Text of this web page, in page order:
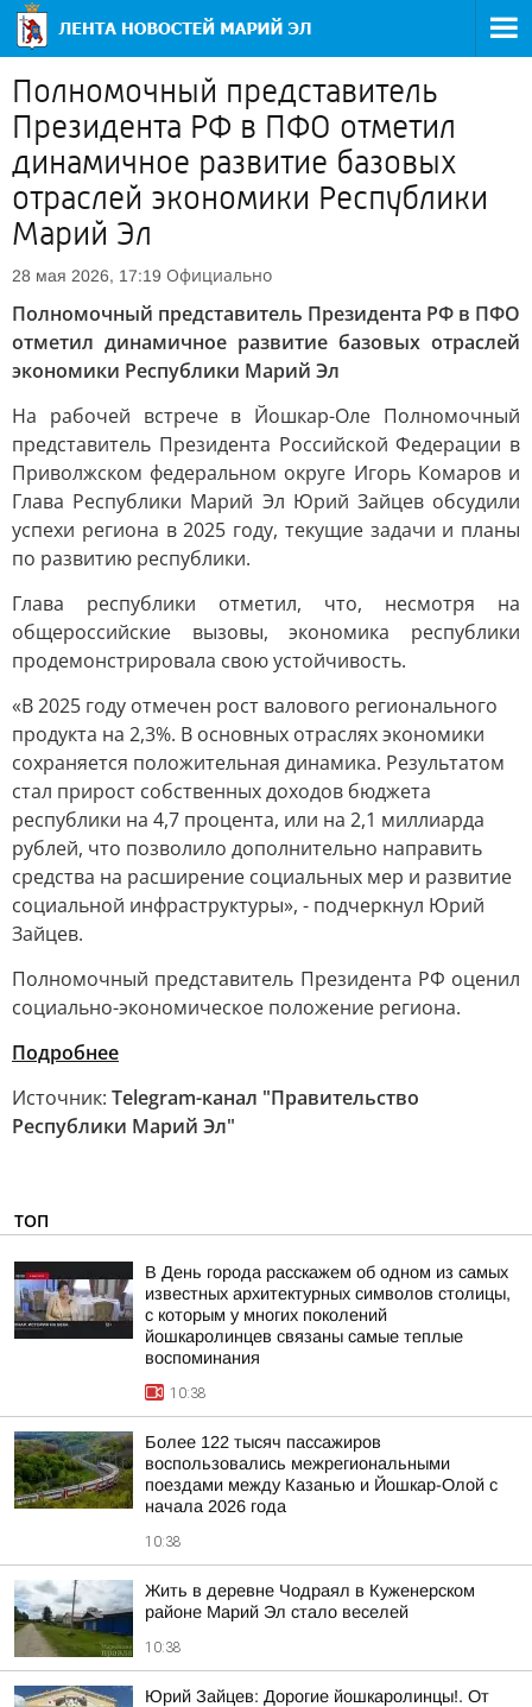
Полномочный представитель
Президента РФ в ПФО отметил
динамичное развитие базовых
отраслей экономики Республики
Марий Эл
28 мая 2026, 17:19 Официально
Полномочный представитель Президента РФ в ПФО
отметил динамичное развитие базовых отраслей
экономики Республики Марий Эл
На рабочей встрече в Йошкар-Оле Полномочный
представитель Президента Российской Федерации в
Приволжском федеральном округе Игорь Комаров и
Глава Республики Марий Эл Юрий Зайцев обсудили
успехи региона в 2025 году, текущие задачи и планы
по развитию республики.
Глава республики отметил, что, несмотря на
общероссийские вызовы, экономика республики
продемонстрировала свою устойчивость.
«В 2025 году отмечен рост валового регионального
продукта на 2,3%. В основных отраслях экономики
сохраняется положительная динамика. Результатом
стал прирост собственных доходов бюджета
республики на 4,7 процента, или на 2,1 миллиарда
рублей, что позволило дополнительно направить
средства на расширение социальных мер и развитие
социальной инфраструктуры», - подчеркнул Юрий
Зайцев.
Полномочный представитель Президента РФ оценил
социально-экономическое положение региона.
Подробнее
Источник: Telegram-канал "Правительство
Республики Марий Эл"
ТОП
В День города расскажем об одном из самых
известных архитектурных символов столицы,
с которым у многих поколений
йошкаролинцев связаны самые теплые
воспоминания
10:38
Более 122 тысяч пассажиров
воспользовались межрегиональными
поездами между Казанью и Йошкар-Олой с
начала 2026 года
10:38
Жить в деревне Чодраял в Куженерском
районе Марий Эл стало веселей
10:38
Юрий Зайцев: Дорогие йошкаролинцы!. От